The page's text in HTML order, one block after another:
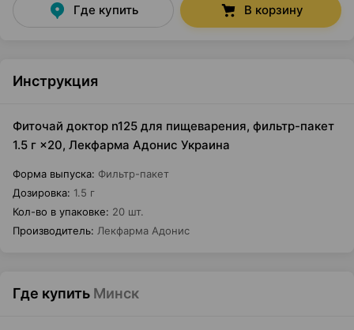
Где купить В корзину
Инструкция
Фиточай доктор n125 для пищеварения, фильтр-пакет
1.5 г ×20, Лекфарма Адонис Украина
Форма выпуска: Фильтр-пакет
Дозировка: 1.5 г
Кол-во в упаковке: 20 шт.
Производитель: Лекфарма Адонис
Где купить Минск